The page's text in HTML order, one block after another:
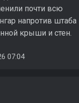
почти всю
напротив штаба
крыши и стен.
07:04